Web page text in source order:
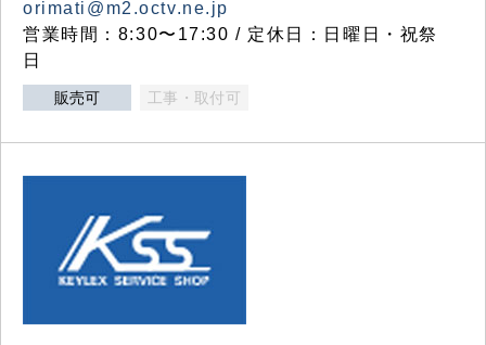
orimati@m2.octv.ne.jp
営業時間：8:30〜17:30 / 定休日：日曜日・祝祭
日
販売可 工事・取付可